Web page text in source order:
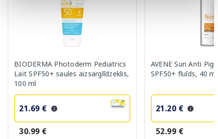
BIODERMA Photoderm Pediatrics
Lait SPF50+ saules aizsarglīdzeklis,
100 ml
21.69 €
30.99 €
AVENE Sun Anti
SPF50+ fluīds, 40 ml
21.20 €
52.99 €